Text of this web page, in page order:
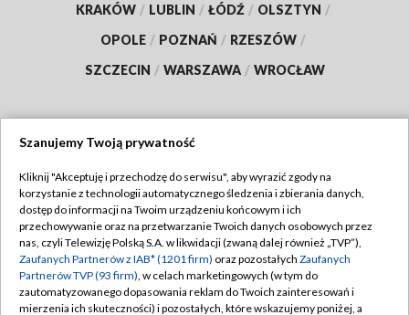
KRAKÓW / LUBLIN / ŁÓDŹ / OLSZTYN /
OPOLE / POZNAŃ / RZESZÓW /
SZCZECIN / WARSZAWA / WROCŁAW
TVP
Abonament TVP
Emisja w TVP
Centrum informacji TVP
Regulamin TVP
Polityka prywatności
Moje zgody
Szanujemy Twoją prywatność
Kliknij "Akceptuję i przechodzę do serwisu", aby wyrazić zgody na
korzystanie z technologii automatycznego śledzenia i zbierania danych,
dostęp do informacji na Twoim urządzeniu końcowym i ich
przechowywanie oraz na przetwarzanie Twoich danych osobowych przez
nas, czyli Telewizję Polską S.A. w likwidacji (zwaną dalej również „TVP”),
Zaufanych Partnerów z IAB* (1201 firm) oraz pozostałych Zaufanych
Partnerów TVP (93 firm), w celach marketingowych (w tym do
zautomatyzowanego dopasowania reklam do Twoich zainteresowań i
mierzenia ich skuteczności) i pozostałych, które wskazujemy poniżej, a